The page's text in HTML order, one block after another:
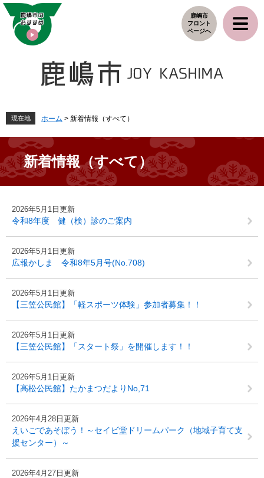
ペ
メ
鹿嶋市
フロント
ページへ
現在地 ホーム > 新着情報（すべて）
新着情報（すべて）
文2026年5月1日更新
令和8年度 健（検）診のご案内
2026年5月1日更新
広報かしま 令和8年5月号(No.708)
2026年5月1日更新
【三笠公民館】「軽スポーツ体験」参加者募集！！
2026年5月1日更新
【三笠公民館】「スタート祭」を開催します！！
2026年5月1日更新
【高松公民館】たかまつだよりNo,71
2026年4月28日更新
えいごであそぼう！～セイビ堂ドリームパーク（地域子育て支
援センター）～
2026年4月27日更新